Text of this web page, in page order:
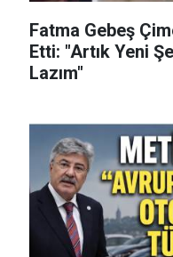
Fatma Gebeş
Etti: "Artık Yeni
Lazım"